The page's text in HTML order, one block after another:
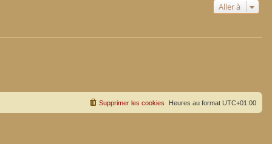
Aller à
Heures au format UTC+01:00
Supprimer les cookies